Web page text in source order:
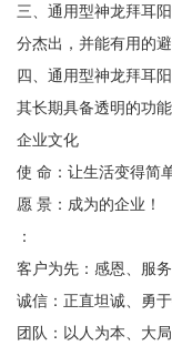
三、通用型神龙拜耳
分杰出，并能有用的
四、通用型神龙拜耳
其长期具备透明的功
企业文化
使 命：让生活变得简
愿 景：成为的企业！
：
客户为先：感恩、服
诚信：正直坦诚、勇
团队：以人为本、大